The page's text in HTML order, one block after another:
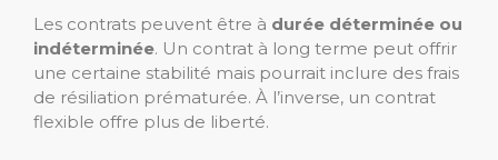
Les contrats peuvent être à durée déterminée ou
indéterminée. Un contrat à long terme peut offrir
une certaine stabilité mais pourrait inclure des frais
de résiliation prématurée. À l’inverse, un contrat
flexible offre plus de liberté.